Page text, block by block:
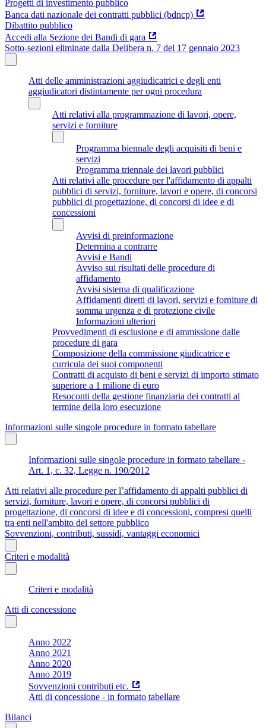
Progetti di investimento pubblico
Banca dati nazionale dei contratti pubblici (bdncp)
Dibattito pubblico
Accedi alla Sezione dei Bandi di gara
Sotto-sezioni eliminate dalla Delibera n. 7 del 17 gennaio 2023
Atti delle amministrazioni aggiudicatrici e degli enti
aggiudicatori distintamente per ogni procedura
Atti relativi alla programmazione di lavori, opere,
servizi e forniture
Programma biennale degli acquisiti di beni e
servizi
Programma triennale dei lavori pubblici
Atti relativi alle procedure per l'affidamento di appalti
pubblici di servizi, forniture, lavori e opere, di concorsi
pubblici di progettazione, di concorsi di idee e di
concessioni
Avvisi di preinformazione
Determina a contrarre
Avvisi e Bandi
Avviso sui risultati delle procedure di
affidamento
Avvisi sistema di qualificazione
Affidamenti diretti di lavori, servizi e forniture di
somma urgenza e di protezione civile
Informazioni ulteriori
Provvedimenti di esclusione e di ammissione dalle
procedure di gara
Composizione della commissione giudicatrice e
curricula dei suoi componenti
Contratti di acquisto di beni e servizi di importo stimato
superiore a 1 milione di euro
Resoconti della gestione finanziaria dei contratti al
termine della loro esecuzione
Informazioni sulle singole procedure in formato tabellare
Informazioni sulle singole procedure in formato tabellare -
Art. 1, c. 32, Legge n. 190/2012
Atti relativi alle procedure per l’affidamento di appalti pubblici di
servizi, forniture, lavori e opere, di concorsi pubblici di
progettazione, di concorsi di idee e di concessioni, compresi quelli
tra enti nell'ambito del settore pubblico
Sovvenzioni, contributi, sussidi, vantaggi economici
Criteri e modalità
Criteri e modalità
Atti di concessione
Anno 2022
Anno 2021
Anno 2020
Anno 2019
Sovvenzioni contributi etc.
Atti di concessione - in formato tabellare
Bilanci